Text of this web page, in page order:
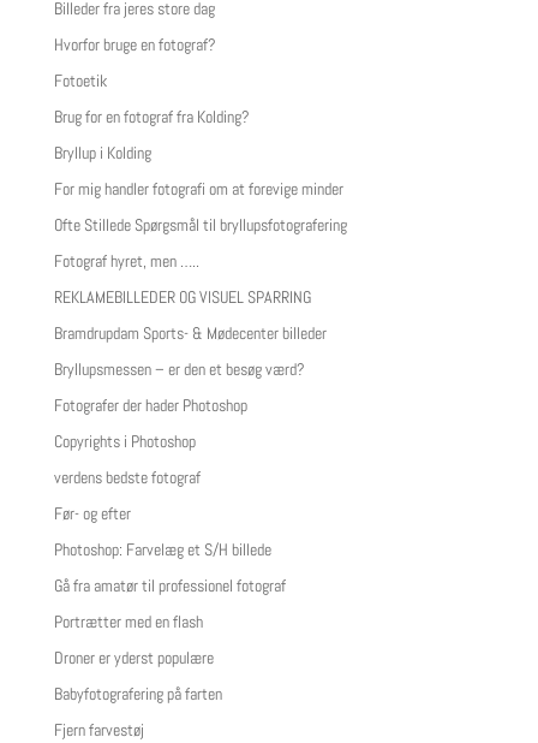
Billeder fra jeres store dag
Hvorfor bruge en fotograf?
Fotoetik
Brug for en fotograf fra Kolding?
Bryllup i Kolding
For mig handler fotografi om at forevige minder
Ofte Stillede Spørgsmål til bryllupsfotografering
Fotograf hyret, men …..
REKLAMEBILLEDER OG VISUEL SPARRING
Bramdrupdam Sports- & Mødecenter billeder
Bryllupsmessen – er den et besøg værd?
Fotografer der hader Photoshop
Copyrights i Photoshop
verdens bedste fotograf
Før- og efter
Photoshop: Farvelæg et S/H billede
Gå fra amatør til professionel fotograf
Portrætter med en flash
Droner er yderst populære
Babyfotografering på farten
Fjern farvestøj